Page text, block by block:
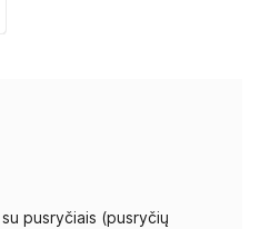
pusryčiais (pusryčių